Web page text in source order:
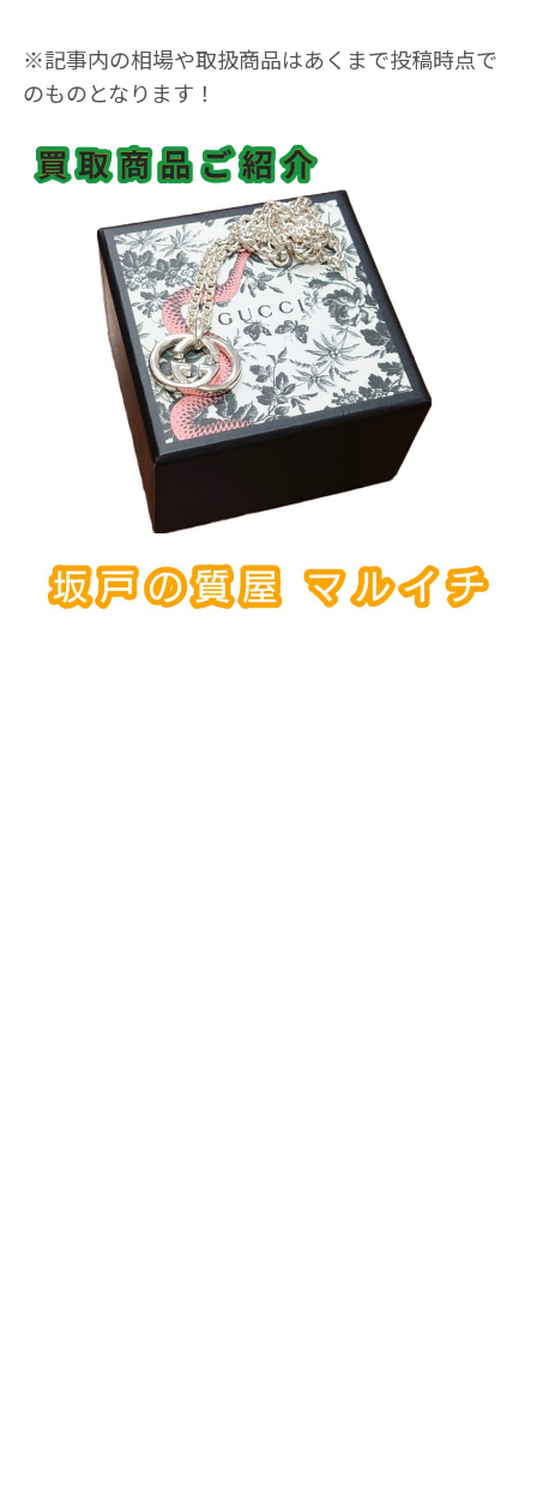
※記事内の相場や取扱商品はあくまで投稿時点で
のものとなります！